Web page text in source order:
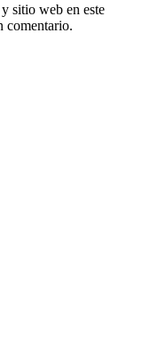
sitio web en este
comentario.